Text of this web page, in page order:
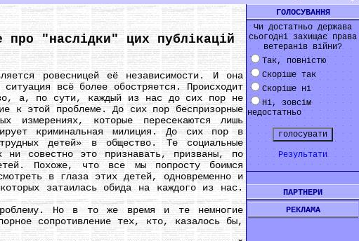
"наслідки" цих публікацій
ровесницей её независимости. И она
всё более обостряется. Происходит
а, по сути, каждый из нас до сих пор не
к этой проблеме. До сих пор беспризорные
измерениях, которые пересекаются лишь
криминальная милиция. До сих пор в
детей» в общество. Те социальные
ни совестно это признавать, призваны, по
Похоже, что все мы попросту боимся
в глаза этих детей, одновременно и
затаилась обида на каждого из нас.
Но в то же время и те немногие
сопротивление тех, кто, казалось бы,
ГОЛОСУВАННЯ
Чи достатньо держава
сьогодні захищає права
ветеранів війни?
Так, повністю
Скоріше так
Скоріше ні
Ні, зовсім
недостатньо
Результати
ПАРТНЕРИ
РЕКЛАМА